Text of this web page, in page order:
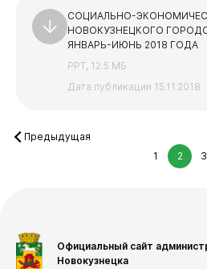
СОЦИАЛЬНО-
НОВОКУЗНЕЦКОГО
ЯНВАРЬ-ИЮНЬ 2018 ГОДА
PPT, 12.5 МБ
Дата публикации 15.11.2018
Предыдущая
1
2 3
Официальный сайт
Новокузнецка